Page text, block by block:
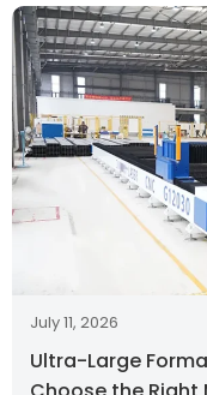
July 11, 2026
Ultra-Large